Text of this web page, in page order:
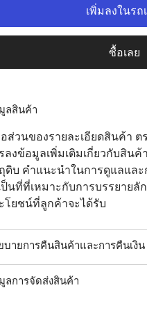
เพิ่มลงในรถ
ซื้อเลย
ลสินค้า
ส่วนของรายละเอียดสินค้า ต
ลงข้อมูลเพิ่มเติมเกี่ยวกับสิน
ดิบ คำแนะนำในการดูแลแล
ป็นที่ที่เหมาะกับการบรรยาย
โยชน์ที่ลูกค้าจะได้รับ
บายการคืนสินค้าและการคืนเงิน
ลการจัดส่งสินค้า